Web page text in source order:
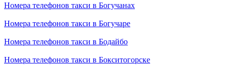
Номера телефонов такси в Богучанах
Номера телефонов такси в Богучаре
Номера телефонов такси в Бодайбо
Номера телефонов такси в Бокситогорске